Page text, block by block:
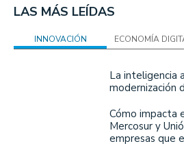
LAS MÁS LEÍDAS
INNOVACIÓN ECONOMÍA
La inteligencia
modernización
Cómo impacta
Mercosur y
empresas que